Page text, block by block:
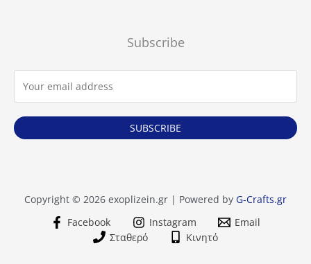
Subscribe
SUBSCRIBE
Copyright © 2026 exoplizein.gr | Powered by G-Crafts.gr
Facebook
Instagram
Email
Σταθερό
Κινητό